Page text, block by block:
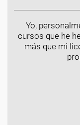
Yo,
cursos que he
más que mi